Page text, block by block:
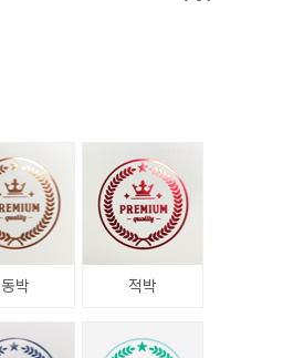
동박 적박